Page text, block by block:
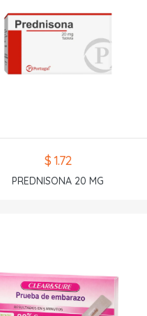
$ 1.72
PREDNISONA 20 MG